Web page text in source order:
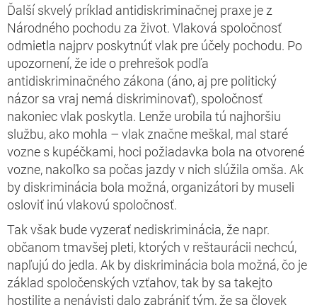
Ďalší skvelý príklad antidiskriminačnej praxe je z
Národného pochodu za život. Vlaková spoločnosť
odmietla najprv poskytnúť vlak pre účely pochodu. Po
upozornení, že ide o prehrešok podľa
antidiskriminačného zákona (áno, aj pre politický
názor sa vraj nemá diskriminovať), spoločnosť
nakoniec vlak poskytla. Lenže urobila tú najhoršiu
službu, ako mohla – vlak značne meškal, mal staré
vozne s kupéčkami, hoci požiadavka bola na otvorené
vozne, nakoľko sa počas jazdy v nich slúžila omša. Ak
by diskriminácia bola možná, organizátori by museli
osloviť inú vlakovú spoločnosť.
Tak však bude vyzerať nediskriminácia, že napr.
občanom tmavšej pleti, ktorých v reštaurácii nechcú,
napľujú do jedla. Ak by diskriminácia bola možná, čo je
základ spoločenských vzťahov, tak by sa takejto
hostilite a nenávisti dalo zabrániť tým, že sa človek